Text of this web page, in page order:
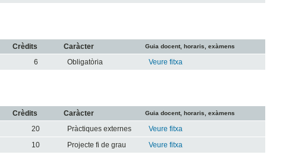
Crèdits Caràcter Guia docent, horaris, exàmens
6 Obligatòria Veure fitxa
Crèdits Caràcter Guia docent, horaris, exàmens
20 Pràctiques externes
Veure fitxa
10 Projecte fi de grau Veure fitxa